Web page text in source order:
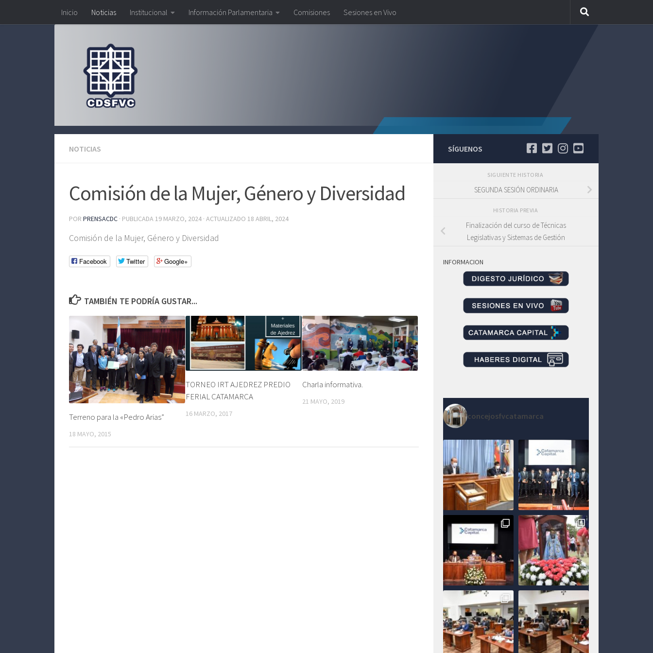
Saltar al contenido
Inicio Noticias Institucional Información Parlamentaria Comisiones Sesiones en Vivo
NOTICIAS
Comisión de la Mujer, Género y Diversidad
POR PRENSACDC · PUBLICADA 19 MARZO, 2024 · ACTUALIZADO 18 ABRIL, 2024
Comisión de la Mujer, Género y Diversidad
Facebook Twitter Google+
TAMBIÉN TE PODRÍA GUSTAR...
Terreno para la «Pedro Arias”
18 MAYO, 2015
TORNEO IRT AJEDREZ PREDIO
FERIAL CATAMARCA
16 MARZO, 2017
Charla informativa.
21 MAYO, 2019
SÍGUENOS
SIGUIENTE HISTORIA
SEGUNDA SESIÓN ORDINARIA
HISTORIA PREVIA
Finalización del curso de Técnicas
Legislativas y Sistemas de Gestión
INFORMACION
concejosfvcatamarca